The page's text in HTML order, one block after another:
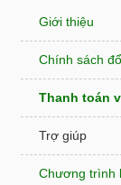
Giới thiệu
Chính sách
Thanh toán
Trợ giúp
Chương trình